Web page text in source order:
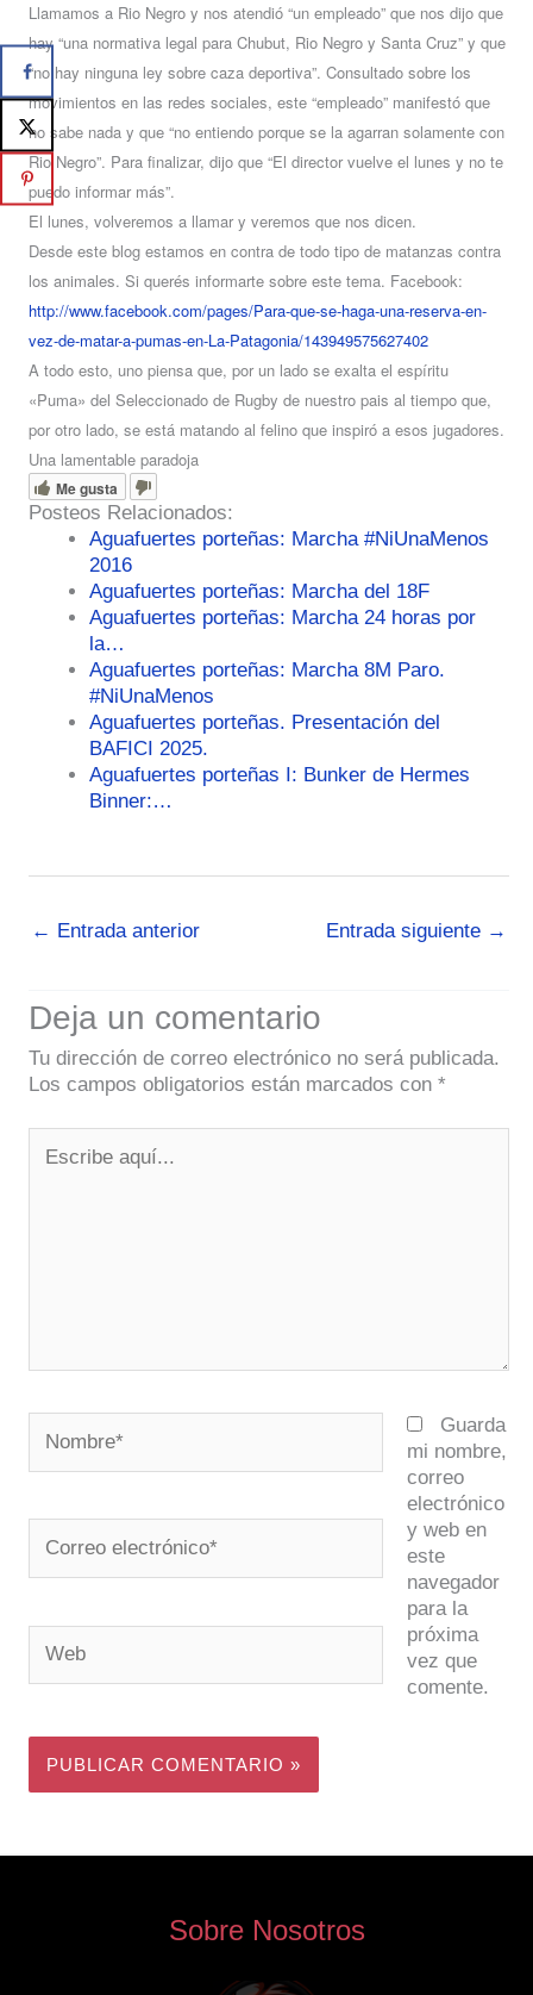
Llamamos a Rio Negro y nos atendió “un empleado” que nos dijo que
hay “una normativa legal para Chubut, Rio Negro y Santa Cruz” y que
“no hay ninguna ley sobre caza deportiva”. Consultado sobre los
movimientos en las redes sociales, este “empleado” manifestó que
no sabe nada y que “no entiendo porque se la agarran solamente con
Rio Negro”. Para finalizar, dijo que “El director vuelve el lunes y no te
puedo informar más”.
El lunes, volveremos a llamar y veremos que nos dicen.
Desde este blog estamos en contra de todo tipo de matanzas contra
los animales. Si querés informarte sobre este tema. Facebook:
http://www.facebook.com/pages/Para-que-se-haga-una-reserva-en-
vez-de-matar-a-pumas-en-La-Patagonia/143949575627402
A todo esto, uno piensa que, por un lado se exalta el espíritu
«Puma» del Seleccionado de Rugby de nuestro pais al tiempo que,
por otro lado, se está matando al felino que inspiró a esos jugadores.
Una lamentable paradoja
Me gusta
Posteos Relacionados:
Aguafuertes porteñas: Marcha #NiUnaMenos
2016
Aguafuertes porteñas: Marcha del 18F
Aguafuertes porteñas: Marcha 24 horas por
la…
Aguafuertes porteñas: Marcha 8M Paro.
#NiUnaMenos
Aguafuertes porteñas. Presentación del
BAFICI 2025.
Aguafuertes porteñas I: Bunker de Hermes
Binner:…
← Entrada anterior Entrada siguiente →
Deja un comentario
Tu dirección de correo electrónico no será publicada.
Los campos obligatorios están marcados con *
aquí...
electrónico*
Guarda
mi nombre,
correo
electrónico
y web en
este
navegador
para la
próxima
vez que
comente.
Sobre Nosotros